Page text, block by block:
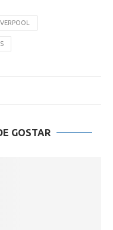
GOSTAR